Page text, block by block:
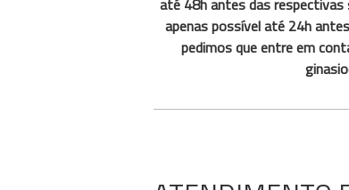
até 48h antes das respectivas
apenas possível até 24h
pedimos que entre em